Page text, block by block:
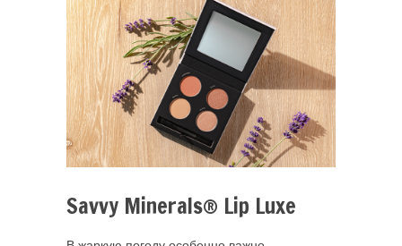
Savvy Minerals® Lip Luxe